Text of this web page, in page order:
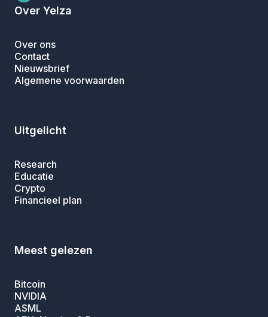
Over Yelza
Over ons
Contact
Nieuwsbrief
Algemene voorwaarden
Uitgelicht
Research
Educatie
Crypto
Financieel plan
Meest gelezen
Bitcoin
NVIDIA
ASML